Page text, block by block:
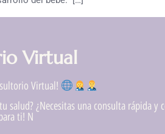
Virtual
Virtual!
salud? ¿Necesitas una consulta rápida y
ti! N